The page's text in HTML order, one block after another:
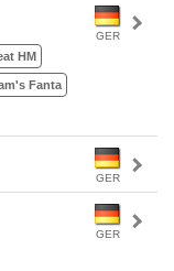
GER
HM
Fanta
GER
GER